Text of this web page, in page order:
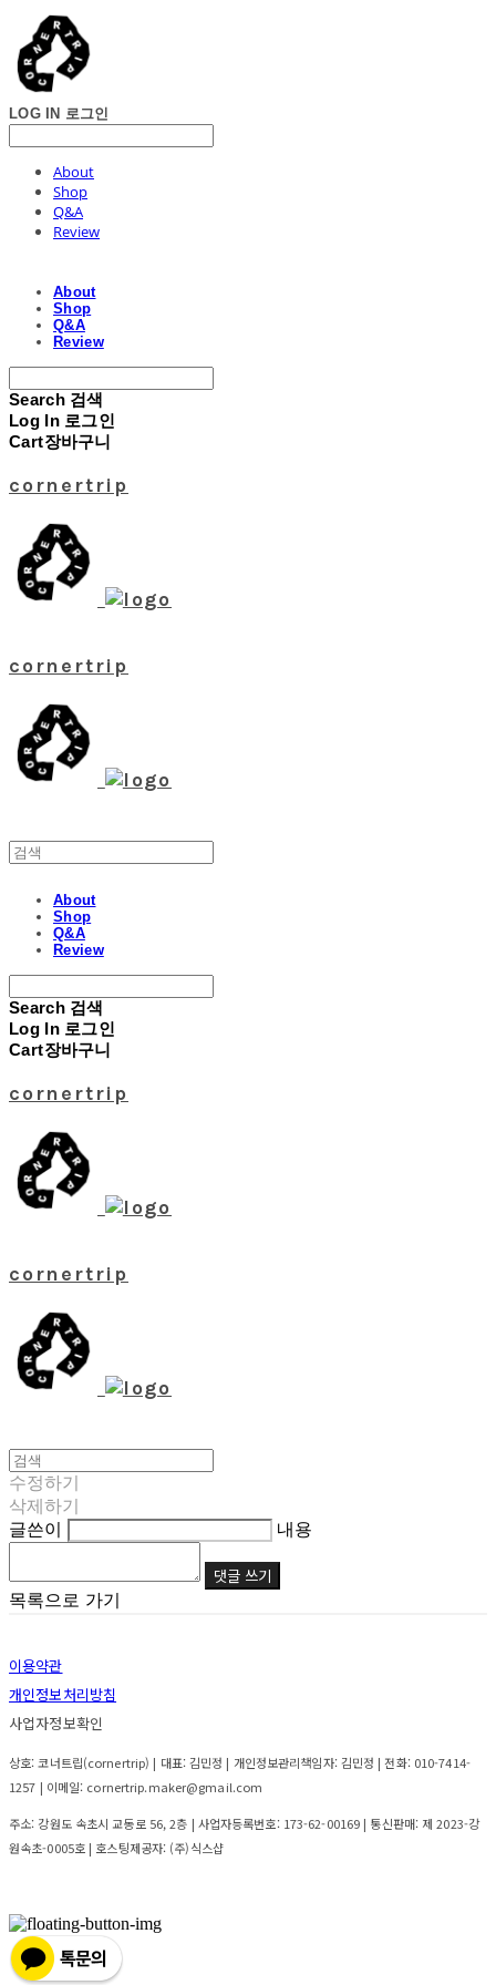
LOG IN 로그인
About
Shop
Q&A
Review
About
Shop
Q&A
Review
Search 검색
Log In 로그인
Cart장바구니
cornertrip
cornertrip
About
Shop
Q&A
Review
Search 검색
Log In 로그인
Cart장바구니
cornertrip
cornertrip
수정하기
삭제하기
글쓴이
내용
댓글 쓰기
목록으로 가기
이용약관
개인정보처리방침
사업자정보확인
상호: 코너트립(cornertrip) | 대표: 김민정 | 개인정보관리책임자: 김민정 | 전화: 010-7414-
1257 | 이메일: cornertrip.maker@gmail.com
주소: 강원도 속초시 교동로 56, 2층 | 사업자등록번호: 173-62-00169 | 통신판매: 제 2023-강
원속초-0005호 | 호스팅제공자: (주)식스샵